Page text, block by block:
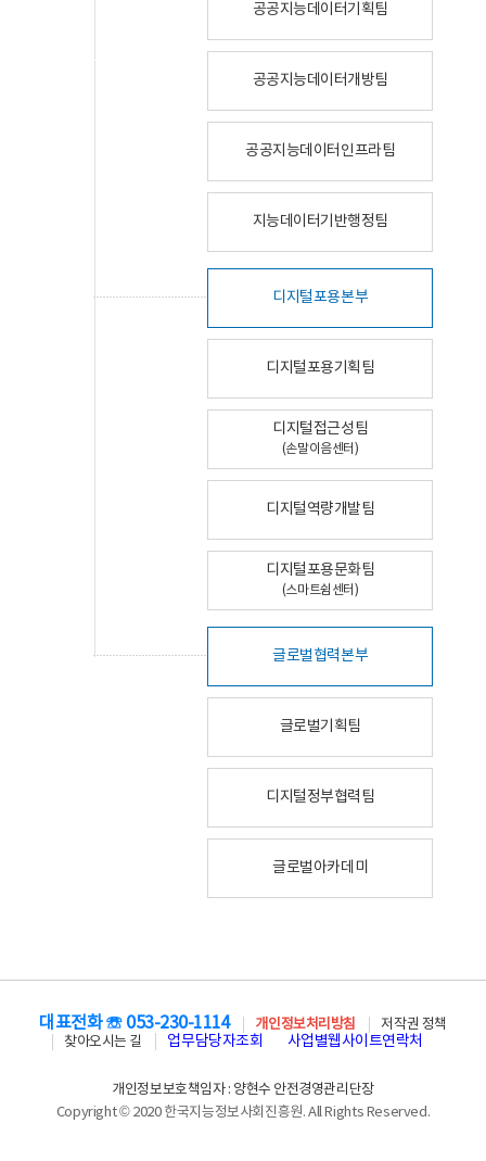
공공지능데이터기획팀
공공지능데이터개방팀
공공지능데이터인프라팀
지능데이터기반행정팀
디지털포용본부
디지털포용기획팀
디지털접근성팀
(손말이음센터)
디지털역량개발팀
디지털포용문화팀
(스마트쉼센터)
글로벌협력본부
글로벌기획팀
디지털정부협력팀
글로벌아카데미
대표전화 ☏ 053-230-1114 개인정보처리방침
저작권 정책
찾아오시는 길
업무담당자조회 사업별웹사이트연락처
개인정보보호책임자 : 양현수 안전경영관리단장
Copyright © 2020 한국지능정보사회진흥원. All Rights Reserved.